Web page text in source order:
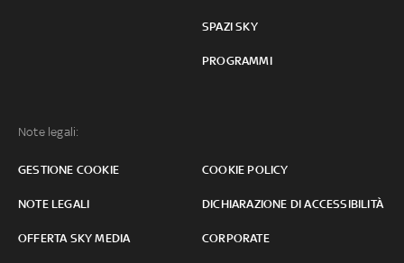
SPAZI SKY
PROGRAMMI
Note legali:
GESTIONE COOKIE COOKIE POLICY
NOTE LEGALI DICHIARAZIONE DI ACCESSIBILITÀ
OFFERTA SKY MEDIA CORPORATE